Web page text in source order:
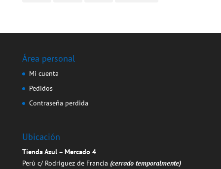
Área personal
Mi cuenta
Pedidos
Contraseña perdida
Ubicación
Tienda Azul – Mercado 4
Perú c/ Rodriguez de Francia (cerrado temporalmente)